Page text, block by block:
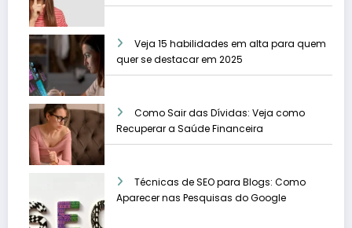
Veja 15 habilidades em alta para quem
quer se destacar em 2025
Como Sair das Dívidas: Veja como
Recuperar a Saúde Financeira
Técnicas de SEO para Blogs: Como
Aparecer nas Pesquisas do Google